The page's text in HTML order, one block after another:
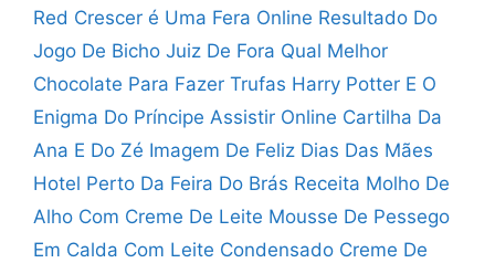
Red Crescer é Uma Fera Online Resultado Do
Jogo De Bicho Juiz De Fora Qual Melhor
Chocolate Para Fazer Trufas Harry Potter E O
Enigma Do Príncipe Assistir Online Cartilha Da
Ana E Do Zé Imagem De Feliz Dias Das Mães
Hotel Perto Da Feira Do Brás Receita Molho De
Alho Com Creme De Leite Mousse De Pessego
Em Calda Com Leite Condensado Creme De